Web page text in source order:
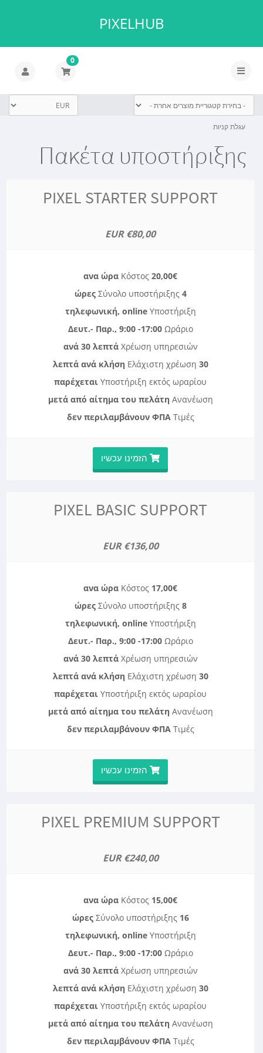
PIXELHUB
הפעלת
0
עגלת קניות
Πακέτα υποστήριξης
PIXEL STARTER SUPPORT
€80,00 EUR
20,00€ ανα ώρα
Κόστος
4 ώρες
Σύνολο υποστήριξης
τηλεφωνική, onlineΥποστήριξη
Δευτ.- Παρ., 9:00 -17:00Ωράριο
ανά 30 λεπτάΧρέωση υπηρεσιών
30 λεπτά ανά κλήση
Ελάχιστη χρέωση
παρέχεται Υποστήριξη εκτός ωραρίου
μετά από αίτημα του πελάτηΑνανέωση
δεν περιλαμβάνουν ΦΠΑΤιμές
הזמינו עכשיו
PIXEL BASIC SUPPORT
€136,00 EUR
17,00€ ανα ώρα
Κόστος
8 ώρες
Σύνολο υποστήριξης
τηλεφωνική, onlineΥποστήριξη
Δευτ.- Παρ., 9:00 -17:00Ωράριο
ανά 30 λεπτάΧρέωση υπηρεσιών
30 λεπτά ανά κλήση
Ελάχιστη χρέωση
παρέχεται Υποστήριξη εκτός ωραρίου
μετά από αίτημα του πελάτηΑνανέωση
δεν περιλαμβάνουν ΦΠΑΤιμές
הזמינו עכשיו
PIXEL PREMIUM SUPPORT
€240,00 EUR
15,00€ ανα ώρα
Κόστος
16 ώρες
Σύνολο υποστήριξης
τηλεφωνική, onlineΥποστήριξη
Δευτ.- Παρ., 9:00 -17:00Ωράριο
ανά 30 λεπτάΧρέωση υπηρεσιών
30 λεπτά ανά κλήση
Ελάχιστη χρέωση
παρέχεται Υποστήριξη εκτός ωραρίου
μετά από αίτημα του πελάτηΑνανέωση
δεν περιλαμβάνουν ΦΠΑΤιμές